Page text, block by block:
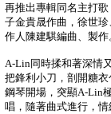
再推出專輯同名主打
子金貴晟作曲，徐世
作人陳建騏編曲、製作
A-Lin同時揉和著深情
把鋒利小刀，剖開糖
鋼琴開場，突顯A-Lin
唱，隨著曲式進行，